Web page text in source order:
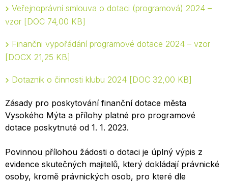
Veřejnoprávní smlouva o dotaci (programová) 2024 –
vzor DOC 74,00 KB
Finančni vypořádání programové dotace 2024 – vzor
DOCX 21,25 KB
Dotazník o činnosti klubu 2024 DOC 32,00 KB
Zásady pro poskytování finanční dotace města
Vysokého Mýta a přílohy platné pro programové
dotace poskytnuté od 1. 1. 2023.
Povinnou přílohou žádosti o dotaci je úplný výpis z
evidence skutečných majitelů, který dokládají právnické
osoby, kromě právnických osob, pro které dle